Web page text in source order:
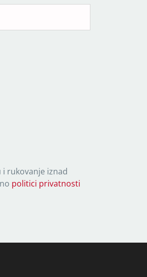
rukovanje iznad
politici privatnosti